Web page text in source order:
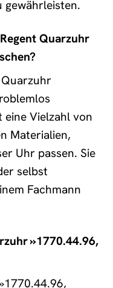
gewährleisten.
Quarzuhr
eine Vielzahl von
Materialien,
Uhr passen. Sie
selbst
Fachmann
»1770.44.96,